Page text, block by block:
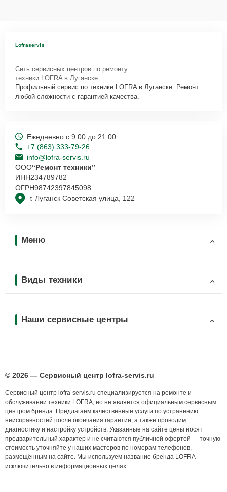
Lofraservis
Сеть сервисных центров по ремонту
техники LOFRA в Луганске.
Профильный сервис по технике LOFRA в Луганске. Ремонт
любой сложности с гарантией качества.
г. Луганск Советская улица, 122
Ежедневно с 9:00 до 21:00
+7 (863) 333-79-26
info@lofra-servis.ru
ООО“Ремонт техники”
ИНН234789782
ОГРН98742397845098
Меню
Виды техники
Наши сервисные центры
© 2026 — Сервисный центр lofra-servis.ru
Сервисный центр lofra-servis.ru специализируется на ремонте и
обслуживании техники LOFRA, но не является официальным сервисным
центром бренда. Предлагаем качественные услуги по устранению
неисправностей после окончания гарантии, а также проводим
диагностику и настройку устройств. Указанные на сайте цены носят
предварительный характер и не считаются публичной офертой — точную
стоимость уточняйте у наших мастеров по номерам телефонов,
размещённым на сайте. Мы используем название бренда LOFRA
исключительно в информационных целях.